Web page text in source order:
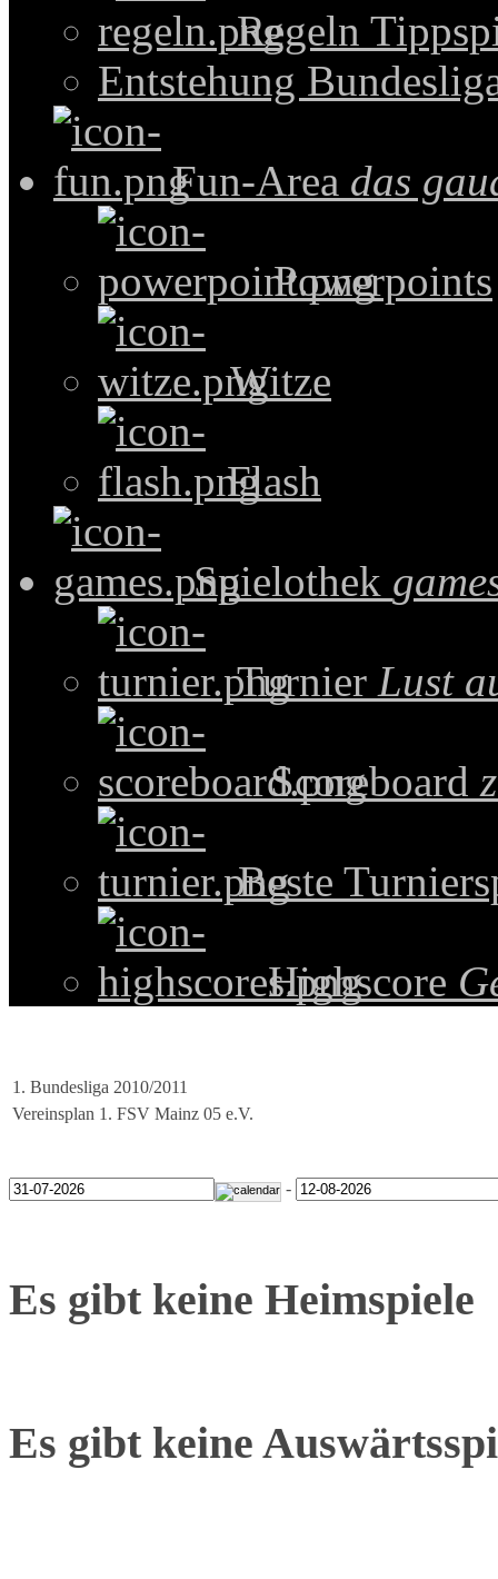
Regeln
Entstehung
Fun-Area das
Powerpoints
Witze
Flash
Spielothek
Turnier Lust
Scoreboard
Beste
Highscore
1. Bundesliga 2010/2011
Vereinsplan 1. FSV Mainz 05 e.V.
-
Es gibt keine Heimspiele
Es gibt keine